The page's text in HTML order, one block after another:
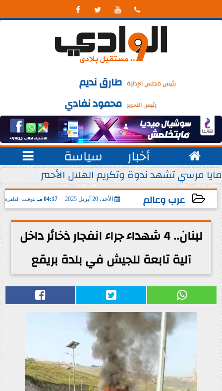
   
رئيس مجلس الإدارة طارق نديم
رئيس التحرير محمود نفادي
 أخبار سياسة 
يوليو من كل عام
مايا مرسي تشهد ندوة وتكريم الهلال الأحمر
عرب وعالم الأحد، 20 أبريل 2025 04:17 مـ بتوقيت القاهرة
2025-04-20 16:17:20
لبنان.. 4 شهداء جراء انفجار ذخائر داخل
آلية تابعة للجيش في بلدة بريقع